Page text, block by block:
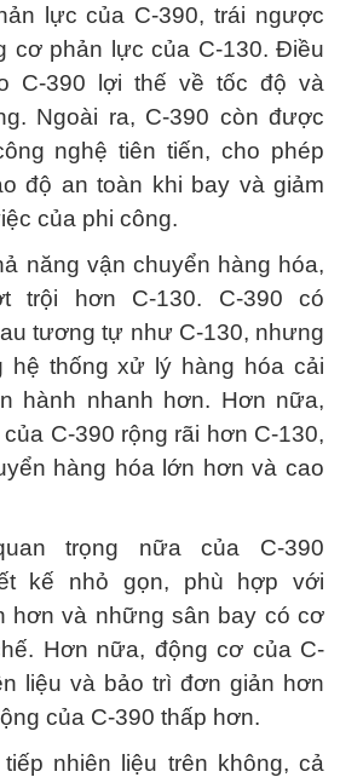
lực của C-390, trái ngược
cơ phản lực của C-130. Điều
C-390 lợi thế về tốc độ và
Ngoài ra, C-390 còn được
nghệ tiên tiến, cho phép
độ an toàn khi bay và giảm
của phi công.
năng vận chuyển hàng hóa,
trội hơn C-130. C-390 có
tương tự như C-130, nhưng
hệ thống xử lý hàng hóa cải
hành nhanh hơn. Hơn nữa,
C-390 rộng rãi hơn C-130,
hàng hóa lớn hơn và cao
trọng nữa của C-390
kế nhỏ gọn, phù hợp với
hơn và những sân bay có cơ
Hơn nữa, động cơ của C-
liệu và bảo trì đơn giản hơn
của C-390 thấp hơn.
nhiên liệu trên không, cả